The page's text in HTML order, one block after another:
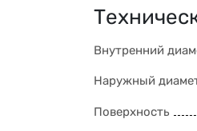
Внутренний
Наружный
Поверхность